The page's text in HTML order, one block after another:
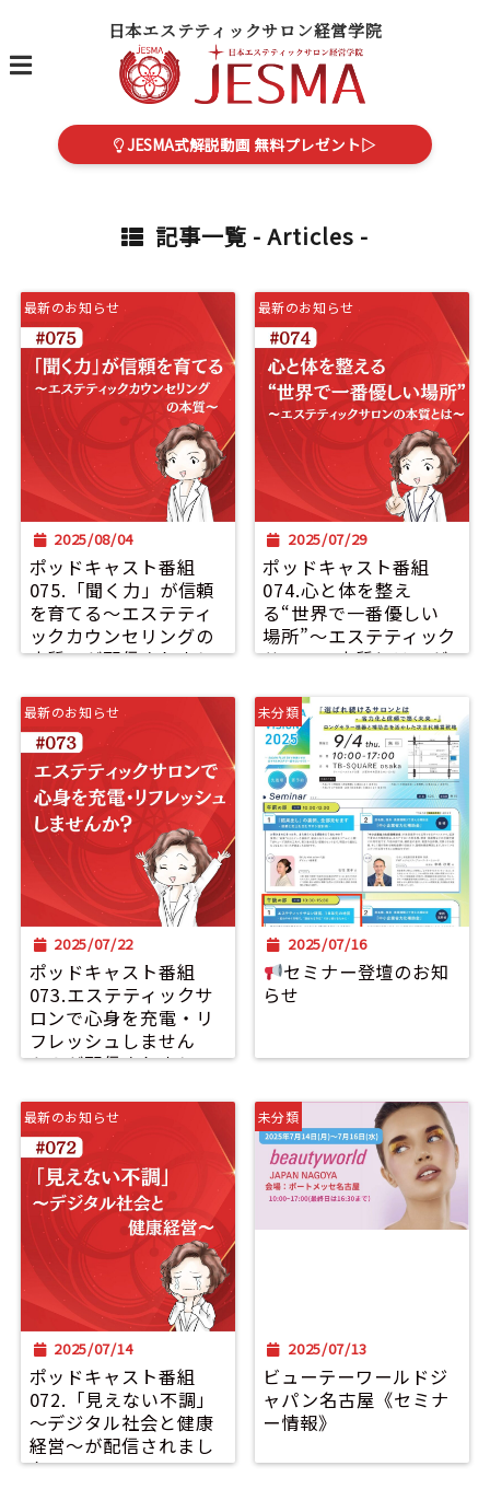
日本エステティックサロン経営学院
menu
JESMA式解説動画 無料プレゼント▷
記事一覧 - Articles -
最新のお知らせ
2025/08/04
ポッドキャスト番組
075.「聞く力」が信頼
を育てる〜エステティ
ックカウンセリングの
本質〜が配信されまし
最新のお知らせ
2025/07/29
ポッドキャスト番組
074.心と体を整え
る“世界で一番優しい
場所”〜エステティック
サロンの本質とは〜が
最新のお知らせ
2025/07/22
ポッドキャスト番組
073.エステティックサ
ロンで心身を充電・リ
フレッシュしません
か？が配信されまし
未分類
2025/07/16
セミナー登壇のお知
らせ
最新のお知らせ
2025/07/14
ポッドキャスト番組
072.「見えない不調」
～デジタル社会と健康
経営～が配信されまし
た。
未分類
2025/07/13
ビューテーワールドジ
ャパン名古屋《セミナ
ー情報》